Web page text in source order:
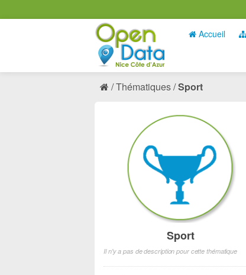
Accueil
Thématiques Sport
Sport
Il n'y a pas de description pour cette thématique